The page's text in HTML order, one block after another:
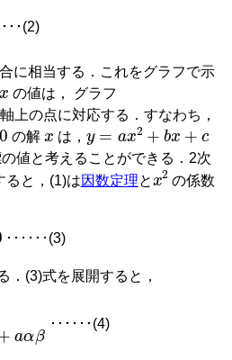
･･･(2)
に相当する．これをグラフで示
x
の値は， グラフ
軸上の点に対応する．すなわち，
の解
x
は，
y= a x2 + bx +c
の値と考えることができる．2次
ると，(1)は因数定理と
x 2
の係数
･･････(3)
．(3)式を展開すると，
･･････(4)